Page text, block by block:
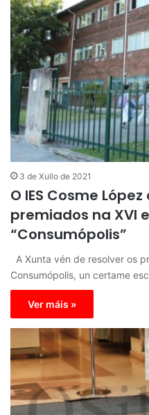
3 de Xullo de 2021
O IES Cosme
premiados na XVI
“Consumópolis”
A Xunta vén de resolver os
Consumópolis, un certame
Ver máis »